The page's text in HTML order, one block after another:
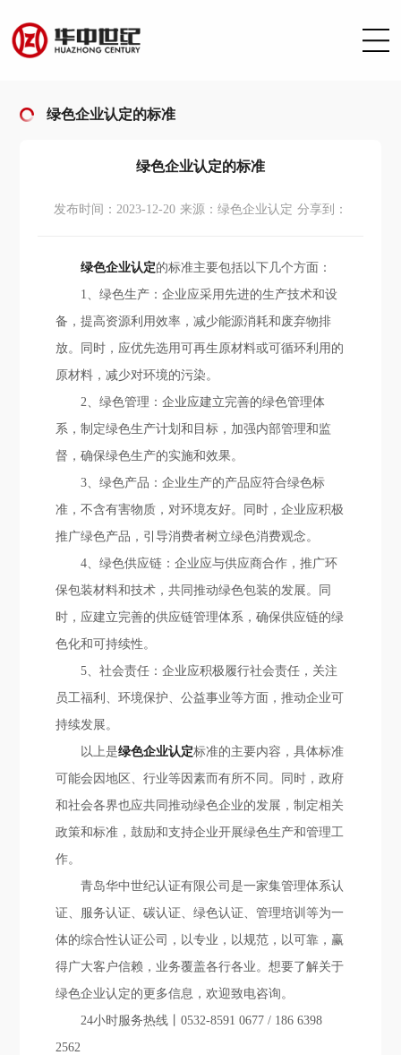
绿色企业认定的标准
绿色企业认定的标准
发布时间：2023-12-20 来源：绿色企业认定 分享到：
绿色企业认定的标准主要包括以下几个方面：
1、绿色生产：企业应采用先进的生产技术和设
备，提高资源利用效率，减少能源消耗和废弃物排
放。同时，应优先选用可再生原材料或可循环利用的
原材料，减少对环境的污染。
2、绿色管理：企业应建立完善的绿色管理体
系，制定绿色生产计划和目标，加强内部管理和监
督，确保绿色生产的实施和效果。
3、绿色产品：企业生产的产品应符合绿色标
准，不含有害物质，对环境友好。同时，企业应积极
推广绿色产品，引导消费者树立绿色消费观念。
4、绿色供应链：企业应与供应商合作，推广环
保包装材料和技术，共同推动绿色包装的发展。同
时，应建立完善的供应链管理体系，确保供应链的绿
色化和可持续性。
5、社会责任：企业应积极履行社会责任，关注
员工福利、环境保护、公益事业等方面，推动企业可
持续发展。
以上是绿色企业认定标准的主要内容，具体标准
可能会因地区、行业等因素而有所不同。同时，政府
和社会各界也应共同推动绿色企业的发展，制定相关
政策和标准，鼓励和支持企业开展绿色生产和管理工
作。
青岛华中世纪认证有限公司是一家集管理体系认
证、服务认证、碳认证、绿色认证、管理培训等为一
体的综合性认证公司，以专业，以规范，以可靠，赢
得广大客户信赖，业务覆盖各行各业。想要了解关于
绿色企业认定的更多信息，欢迎致电咨询。
24小时服务热线丨0532-8591 0677 / 186 6398
2562